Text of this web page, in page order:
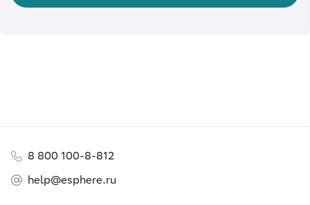
8 800 100-8-812
help@esphere.ru